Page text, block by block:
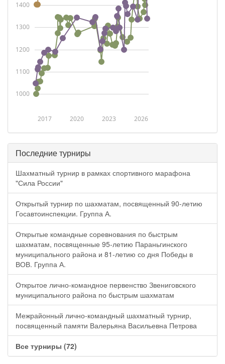
2017 2020 2023 2026
1000
1100
1200
1300
1400
Последние турниры
Шахматный турнир в рамках спортивного марафона
"Сила России"
Открытый турнир по шахматам, посвященный 90-летию
Госавтоинспекции. Группа А.
Открытые командные соревнования по быстрым
шахматам, посвященные 95-летию Параньгинского
муниципального района и 81-летию со дня Победы в
ВОВ. Группа А.
Открытое лично-командное первенство Звениговского
муниципального района по быстрым шахматам
Межрайонный лично-командный шахматный турнир,
посвященный памяти Валерьяна Васильевна Петрова
Все турниры (72)